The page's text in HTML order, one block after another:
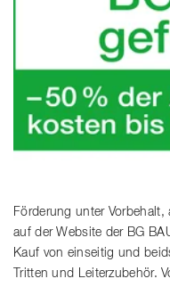
Förderung unter
auf der Website der BG
Kauf von einseitig und
Tritten und Leiterzubehör.